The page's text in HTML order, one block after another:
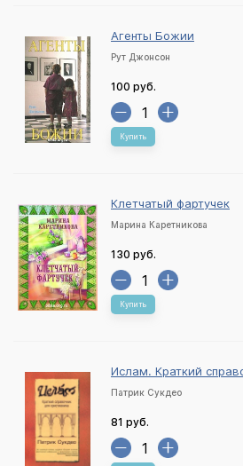
Агенты Божии
Рут Джонсон
100 руб.
Купить
Клетчатый фартучек
Марина Каретникова
130 руб.
Купить
Ислам. Краткий
Патрик Сукдео
81 руб.